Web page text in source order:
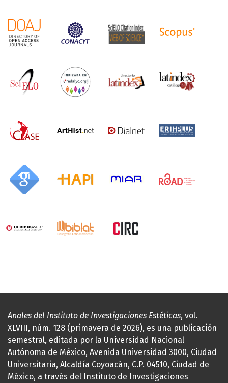
Anales del Instituto de Investigaciones Estéticas, vol.
XLVIII, núm. 128 (primavera de 2026), es una publicación
semestral, editada por la Universidad Nacional
Autónoma de México, Avenida Universidad 3000, Ciudad
Universitaria, Alcaldía Coyoacán, C.P. 04510, Ciudad de
México, a través del Instituto de Investigaciones